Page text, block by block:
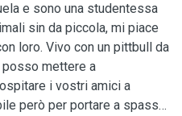
e sono una studentessa
sin da piccola, mi piace
loro. Vivo con un pittbull da
posso mettere a
i vostri amici a
però per portare a spasso